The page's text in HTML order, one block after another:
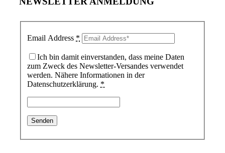
Email Address *
Ich bin damit einverstanden, dass meine Daten
zum Zweck des Newsletter-Versandes verwendet
werden. Nähere Informationen in der
Datenschutzerklärung. *